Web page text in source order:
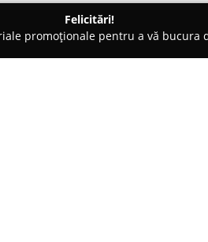
Felicitări!
promoționale pentru a vă bucura